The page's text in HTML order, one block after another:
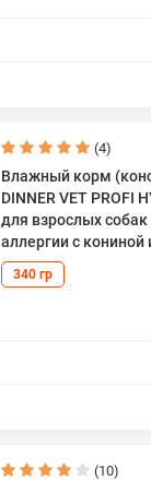
(4)
Влажный корм
DINNER VET PROFI
для взрослых
аллергии с кониной
340 гр
(10)